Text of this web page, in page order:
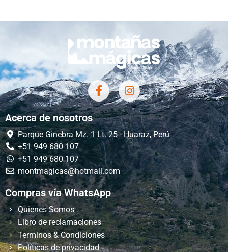
Acerca de nosotros
Parque Ginebra Mz. 1 Lt. 25 - Huaraz, Perú
+51 949 680 107
+51 949 680 107
montmagicas@hotmail.com
Compras vía WhatsApp
Quienes Somos
Libro de reclamaciones
Terminos & Condiciones
Políticas de privacidad